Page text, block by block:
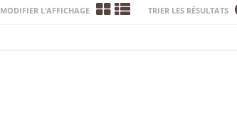
TRIER LES RÉSULTATS
MODIFIER L’AFFICHAGE